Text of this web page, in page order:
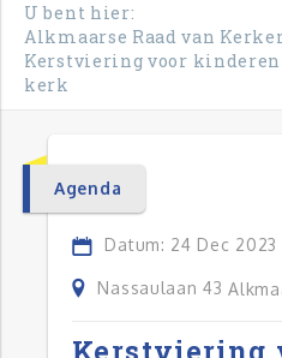
U bent hier:
Alkmaarse Raad van
Kerstviering voor
kerk
Agenda
Datum: 24 Dec 2023
Nassaulaan 43
Kerstviering